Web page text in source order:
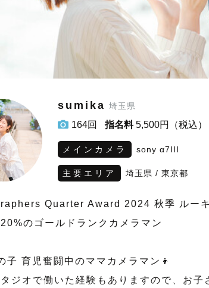
sumika 埼玉県
164回 指名料5,500円（税込）
メインカメラ sony α7III
主要エリア 埼玉県 / 東京都
Quarter Award 2024 秋季 ルー
のゴールドランクカメラマン
子 育児奮闘中のママカメラマン👦
ジオで働いた経験もありますので、お子